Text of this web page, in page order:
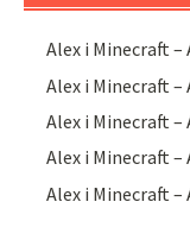
Alex i Minecraft –
Alex i Minecraft
Alex i Minecraft
Alex i Minecraft –
Alex i Minecraft –